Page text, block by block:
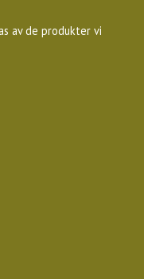
av de produkter vi